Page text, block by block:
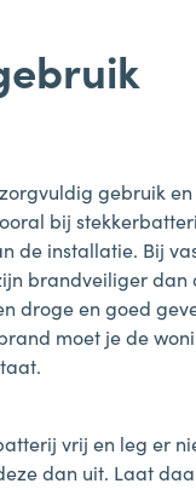
gebruik
bij
de installatie. Bij
brandveiliger
droge en goed
moet je de
vrij en leg er
dan uit. Laat